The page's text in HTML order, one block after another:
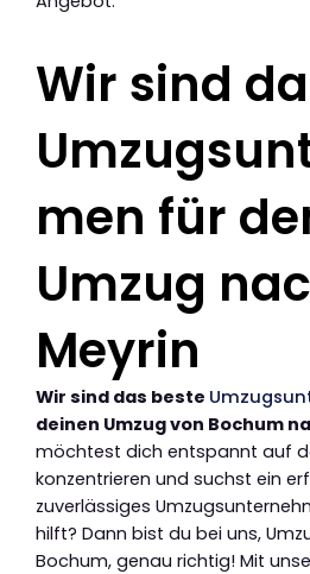
Wir sind
men für
Umzug
Meyrin
Wir sind das beste
deinen Umzug von Bochum
möchtest dich entspannt auf
konzentrieren und suchst ein
zuverlässiges
hilft? Dann bist du bei uns,
Bochum, genau richtig! Mit